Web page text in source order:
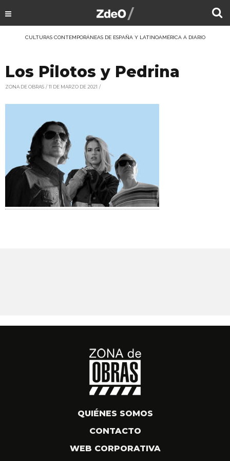
CULTURAS CONTEMPORÁNEAS DE ESPAÑA Y LATINOAMÉRICA A DIARIO
Los Pilotos y Pedrina
ZONA DE OBRAS 11 DE MARZO DE 2021
QUIÉNES SOMOS
CONTACTO
WEB CORPORATIVA